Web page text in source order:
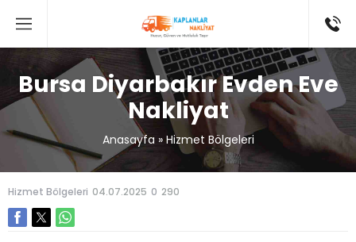
Bursa Diyarbakır Evden Eve
Nakliyat
Anasayfa» Hizmet Bölgeleri
Hizmet Bölgeleri 04.07.2025 0 290